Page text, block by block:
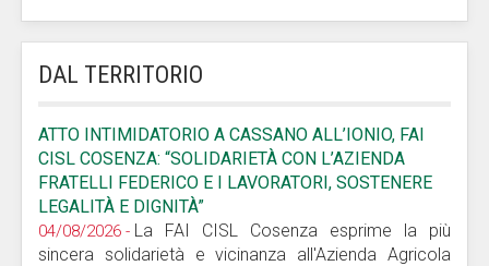
DAL TERRITORIO
ATTO INTIMIDATORIO A CASSANO ALL’IONIO, FAI
CISL COSENZA: “SOLIDARIETÀ CON L’AZIENDA
FRATELLI FEDERICO E I LAVORATORI, SOSTENERE
LEGALITÀ E DIGNITÀ”
04/08/2026 - La FAI CISL Cosenza esprime la più
sincera solidarietà e vicinanza all'Azienda Agricola